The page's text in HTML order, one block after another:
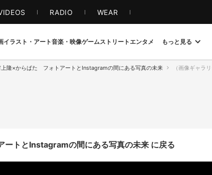
RADIO WEAR
イラスト・アート音楽・映像ゲームストリート エンタメ もっと見る
上隆×からぱた フォトアートとInstagramの間にある写真の未来 （画像ギャラ
トとInstagramの間にある写真の未来 に戻る